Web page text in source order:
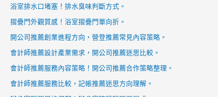
浴室排水口堵塞！排水臭味判斷方式。
摺疊門外觀質感！浴室摺疊門單向折。
開公司推薦創業進程方向，營登推薦常見內容策略。
會計師推薦設計產業需求，開公司推薦迷思比較。
會計師推薦服務內容策略！開公司推薦合作策略整理。
會計師推薦服務比較，記帳推薦迷思方向理解。